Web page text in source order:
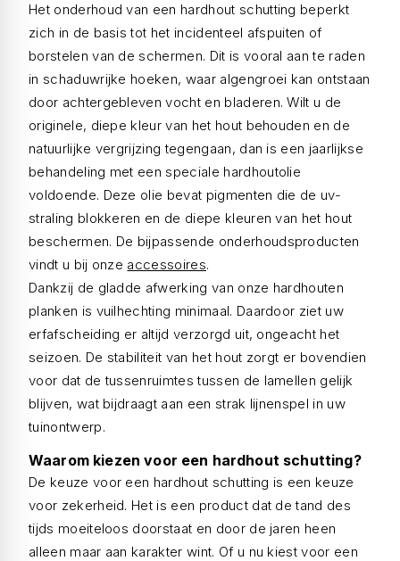
Het onderhoud van een hardhout schutting beperkt
zich in de basis tot het incidenteel afspuiten of
borstelen van de schermen. Dit is vooral aan te raden
in schaduwrijke hoeken, waar algengroei kan ontstaan
door achtergebleven vocht en bladeren. Wilt u de
originele, diepe kleur van het hout behouden en de
natuurlijke vergrijzing tegengaan, dan is een jaarlijkse
behandeling met een speciale hardhoutolie
voldoende. Deze olie bevat pigmenten die de uv-
straling blokkeren en de diepe kleuren van het hout
beschermen. De bijpassende onderhoudsproducten
vindt u bij onze accessoires.
Dankzij de gladde afwerking van onze hardhouten
planken is vuilhechting minimaal. Daardoor ziet uw
erfafscheiding er altijd verzorgd uit, ongeacht het
seizoen. De stabiliteit van het hout zorgt er bovendien
voor dat de tussenruimtes tussen de lamellen gelijk
blijven, wat bijdraagt aan een strak lijnenspel in uw
tuinontwerp.
Waarom kiezen voor een hardhout schutting?
De keuze voor een hardhout schutting is een keuze
voor zekerheid. Het is een product dat de tand des
tijds moeiteloos doorstaat en door de jaren heen
alleen maar aan karakter wint. Of u nu kiest voor een